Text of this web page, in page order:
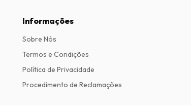
Informações
Sobre Nós
Termos e Condições
Política de Privacidade
Procedimento de Reclamações